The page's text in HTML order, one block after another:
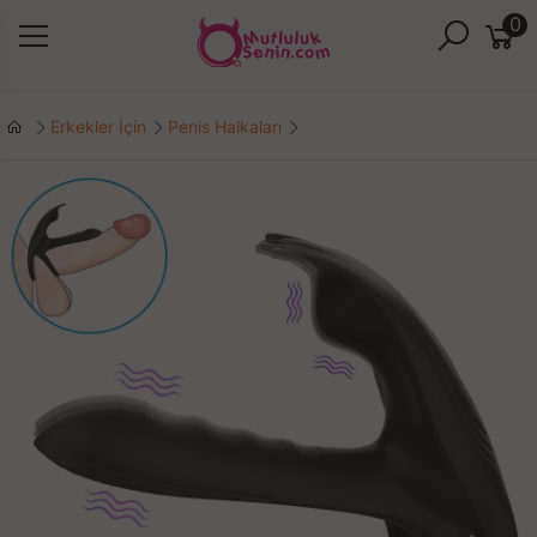
0
Erkekler İçin Penis Halkaları